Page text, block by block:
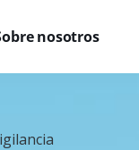
nosotros